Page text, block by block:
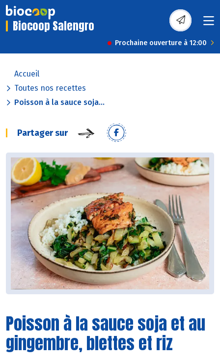
Biocoop Salengro
Prochaine ouverture à 12:00
Accueil
Toutes nos recettes
Poisson à la sauce soja...
Partager sur
Poisson à la sauce soja et au
gingembre, blettes et riz